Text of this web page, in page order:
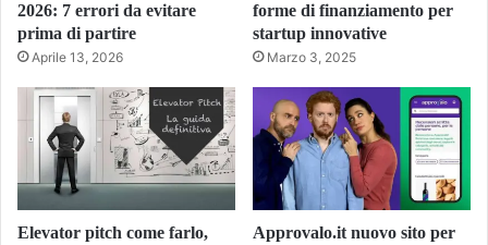
2026: 7 errori da evitare
prima di partire
Aprile 13, 2026
forme di finanziamento per
startup innovative
Marzo 3, 2025
Elevator pitch come farlo,
Approvalo.it nuovo sito per